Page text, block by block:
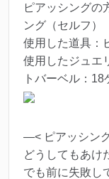
ピアッシングの
ング（セルフ）
使用した道具：
使用したジュエ
トバーベル：18
—< ピアッシ
どうしてもあけ
でも前に失敗し